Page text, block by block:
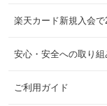
楽天カード新規入会で
安心・安全への取り組
ご利用ガイド